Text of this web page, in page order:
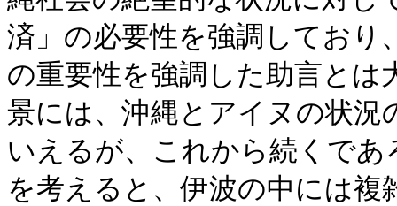
済」の必要性を強調しており
の重要性を強調した助言と
景には、沖縄とアイヌの状
いえるが、これから続くで
を考えると、伊波の中には